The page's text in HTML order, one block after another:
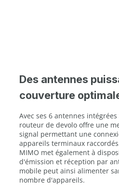
Des antennes
couverture
Avec ses 6 antennes intégrées
routeur de devolo offre une
signal permettant une
appareils terminaux
MIMO met également à
d'émission et réception par
mobile peut ainsi alimenter
nombre d'appareils.